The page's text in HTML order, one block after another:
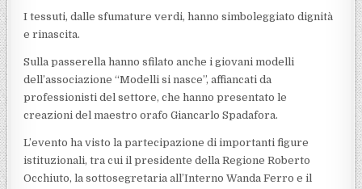
I tessuti, dalle sfumature verdi, hanno simboleggiato dignità
e rinascita.
Sulla passerella hanno sfilato anche i giovani modelli
dell’associazione “Modelli si nasce”, affiancati da
professionisti del settore, che hanno presentato le
creazioni del maestro orafo Giancarlo Spadafora.
L’evento ha visto la partecipazione di importanti figure
istituzionali, tra cui il presidente della Regione Roberto
Occhiuto, la sottosegretaria all’Interno Wanda Ferro e il